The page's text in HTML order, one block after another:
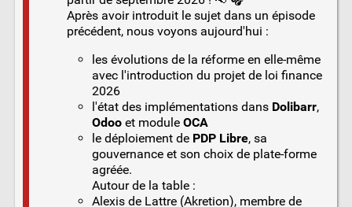
Après avoir introduit le sujet dans un épisode
précédent, nous voyons aujourd'hui :
les évolutions de la réforme en elle-même
avec l'introduction du projet de loi finance
2026
l'état des implémentations dans Dolibarr,
Odooet module OCA
le déploiement de PDP Libre, sa
gouvernance et son choix de plate-forme
agréée.
Autour de la table :
Alexis de Lattre (Akretion), membre de